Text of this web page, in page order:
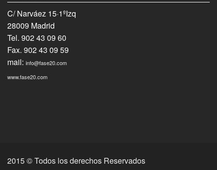
C/ Narváez 15·1ºIzq
28009 Madrid
Tel. 902 43 09 60
Fax. 902 43 09 59
mail: info@fase20.com
www.fase20.com
2015 © Todos los derechos Reservados